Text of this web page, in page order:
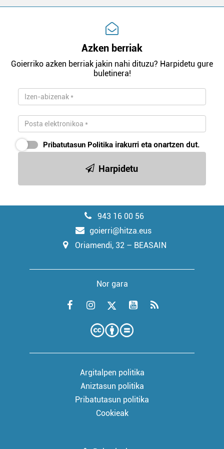
Azken berriak
Goierriko azken berriak jakin nahi dituzu? Harpidetu gure
buletinera!
Pribatutasun Politika irakurri eta onartzen dut.
Harpidetu
943 16 00 56
goierri@hitza.eus
Oriamendi, 32 – BEASAIN
Nor gara
Argitalpen politika
Aniztasun politika
Pribatutasun politika
Cookieak